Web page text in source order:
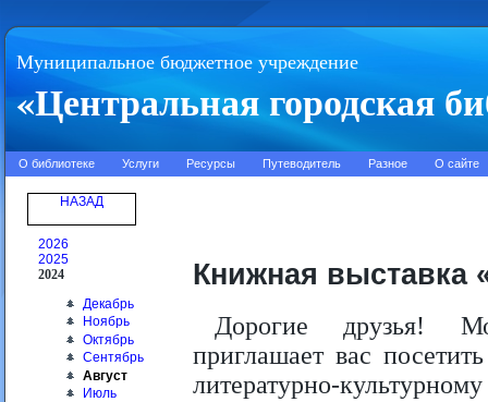
Муниципальное бюджетное учреждение
«Центральная городская
О библиотеке Услуги Ресурсы Путеводитель Разное О сайте
НАЗАД
2026
2025
2024
Декабрь
Ноябрь
Октябрь
Сентябрь
Август
Июль
Книжная выставка
Дорогие друзья!
приглашает вас
литературно-